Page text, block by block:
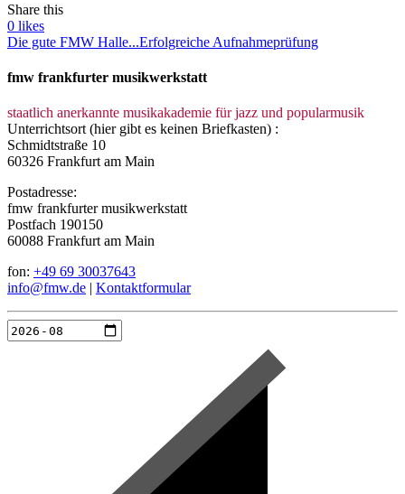
Share this
0 likes
Die gute FMW Halle...Erfolgreiche Aufnahmeprüfung
fmw frankfurter musikwerkstatt
staatlich anerkannte musikakademie für jazz und popularmusik
Unterrichtsort (hier gibt es keinen Briefkasten) :
Schmidtstraße 10
60326 Frankfurt am Main
Postadresse:
fmw frankfurter musikwerkstatt
Postfach 190150
60088 Frankfurt am Main
fon: +49 69 30037643
info@fmw.de | Kontaktformular